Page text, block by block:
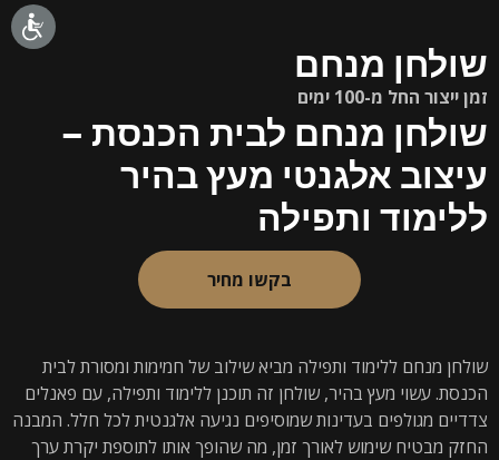
שולחן מנחם
זמן ייצור החל מ-100 ימים
שולחן מנחם לבית הכנסת –
עיצוב אלגנטי מעץ בהיר
ללימוד ותפילה
בקשו מחיר
שולחן מנחם ללימוד ותפילה מביא שילוב של חמימות ומסורת לבית
הכנסת. עשוי מעץ בהיר, שולחן זה תוכנן ללימוד ותפילה, עם פאנלים
צדדיים מגולפים בעדינות שמוסיפים נגיעה אלגנטית לכל חלל. המבנה
החזק מבטיח שימוש לאורך זמן, מה שהופך אותו לתוספת יקרת ערך